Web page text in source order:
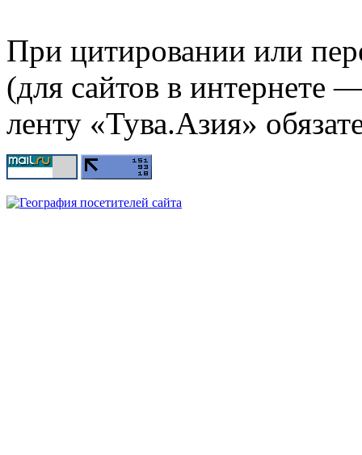
При цитировании или
(для сайтов в интернете
ленту «Тува.Азия»